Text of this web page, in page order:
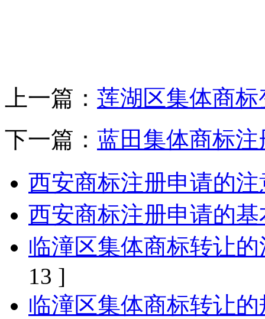
上一篇： 莲湖区集体商
下一篇： 蓝田集体商标
西安商标注册申请的
西安商标注册申请的
临潼区集体商标转让
13 ]
临潼区集体商标转让